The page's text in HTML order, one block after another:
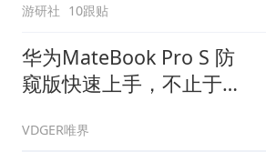
游研社 10跟贴
华为MateBook Pro S 防
窥版快速上手，不止于轻
VDGER唯界